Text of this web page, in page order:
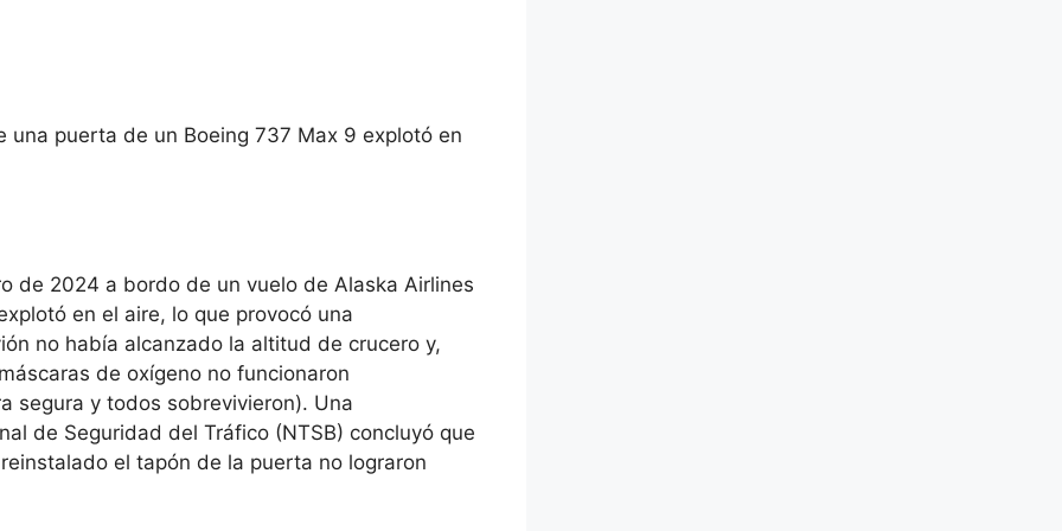
puerta de un Boeing 737 Max 9 explotó en
de 2024 a bordo de un vuelo de Alaska Airlines
en el aire, lo que provocó una
no había alcanzado la altitud de crucero y,
de oxígeno no funcionaron
segura y todos sobrevivieron). Una
de Seguridad del Tráfico (NTSB) concluyó que
el tapón de la puerta no lograron